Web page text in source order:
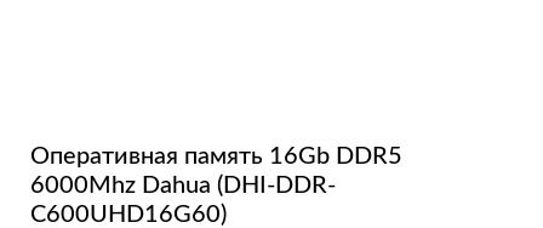
Оперативная память 16Gb DDR5
6000Mhz Dahua (DHI-DDR-
C600UHD16G60)